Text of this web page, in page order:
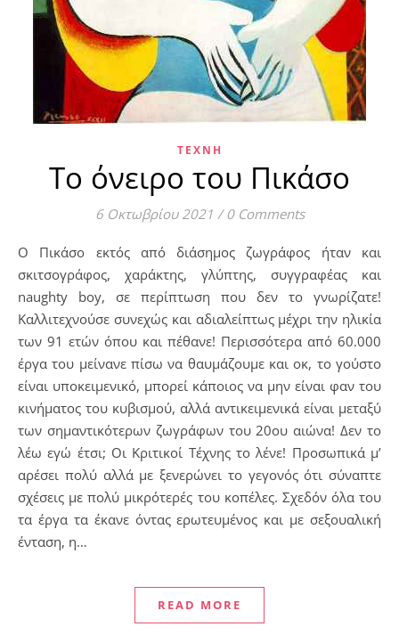
ΤΈΧΝΗ
Το όνειρο του Πικάσο
6 Οκτωβρίου 2021 / 0 Comments
Ο Πικάσο εκτός από διάσημος ζωγράφος ήταν και
σκιτσογράφος, χαράκτης, γλύπτης, συγγραφέας και
naughty boy, σε περίπτωση που δεν το γνωρίζατε!
Καλλιτεχνούσε συνεχώς και αδιαλείπτως μέχρι την ηλικία
των 91 ετών όπου και πέθανε! Περισσότερα από 60.000
έργα του μείνανε πίσω να θαυμάζουμε και οκ, το γούστο
είναι υποκειμενικό, μπορεί κάποιος να μην είναι φαν του
κινήματος του κυβισμού, αλλά αντικειμενικά είναι μεταξύ
των σημαντικότερων ζωγράφων του 20ου αιώνα! Δεν το
λέω εγώ έτσι; Οι Κριτικοί Τέχνης το λένε! Προσωπικά μ’
αρέσει πολύ αλλά με ξενερώνει το γεγονός ότι σύναπτε
σχέσεις με πολύ μικρότερές του κοπέλες. Σχεδόν όλα του
τα έργα τα έκανε όντας ερωτευμένος και με σεξουαλική
ένταση, η…
READ MORE